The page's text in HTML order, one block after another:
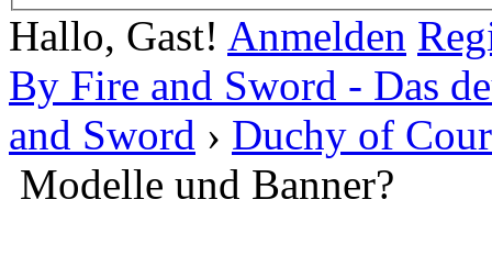
Hallo, Gast! Anmelden
By Fire and Sword - Das
and Sword › Duchy of
Modelle und Banner?